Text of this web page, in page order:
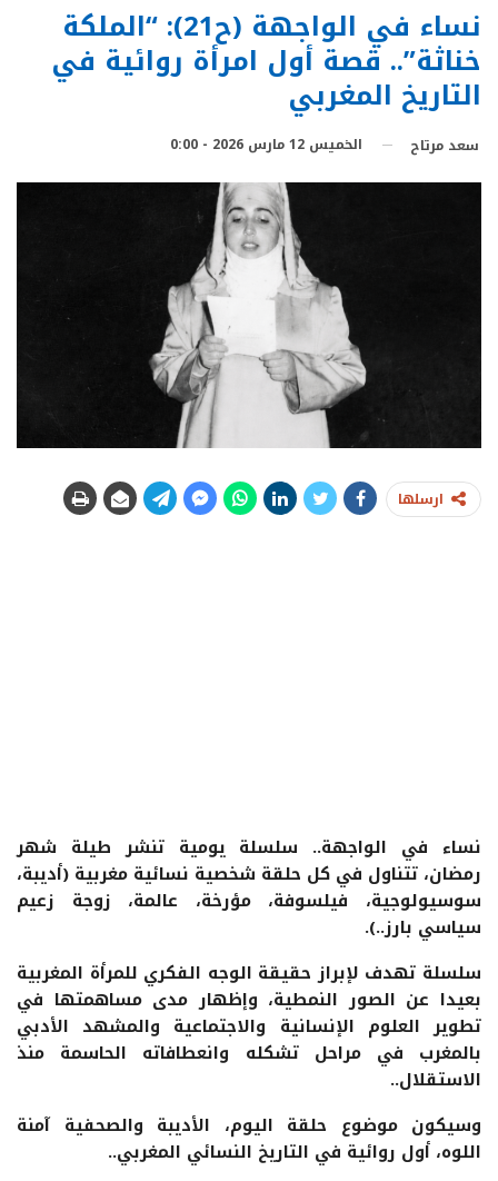
نساء في الواجهة (ح21): “الملكة
خناثة”.. قصة أول امرأة روائية في
التاريخ المغربي
سعد مرتاح الخميس 12 مارس 2026 - 0:00
ارسلها
نساء في الواجهة.. سلسلة يومية تنشر طيلة شهر
رمضان، تتناول في كل حلقة شخصية نسائية مغربية (أديبة،
سوسيولوجية، فيلسوفة، مؤرخة، عالمة، زوجة زعيم
سياسي بارز..).
سلسلة تهدف لإبراز حقيقة الوجه الفكري للمرأة المغربية
بعيدا عن الصور النمطية، وإظهار مدى مساهمتها في
تطوير العلوم الإنسانية والاجتماعية والمشهد الأدبي
بالمغرب في مراحل تشكله وانعطافاته الحاسمة منذ
الاستقلال..
وسيكون موضوع حلقة اليوم، الأديبة والصحفية آمنة
اللوه، أول روائية في التاريخ النسائي المغربي..